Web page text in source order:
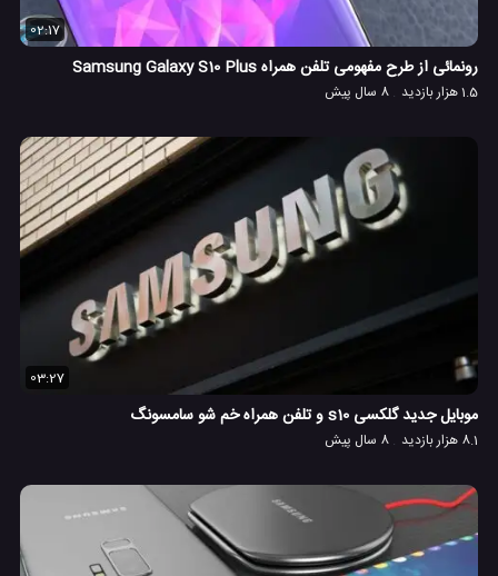
02:17
رونمائی از طرح مفهومی تلفن همراه Samsung Galaxy S10 Plus
1.5 هزار بازدید 8 سال پیش
03:27
موبایل جدید گلکسی s10 و تلفن همراه خم شو سامسونگ
8.1 هزار بازدید 8 سال پیش